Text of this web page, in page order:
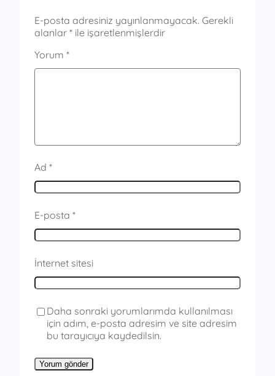
E-posta adresiniz yayınlanmayacak. Gerekli
alanlar * ile işaretlenmişlerdir
Yorum *
Ad *
E-posta *
İnternet sitesi
Daha sonraki yorumlarımda kullanılması
için adım, e-posta adresim ve site adresim
bu tarayıcıya kaydedilsin.